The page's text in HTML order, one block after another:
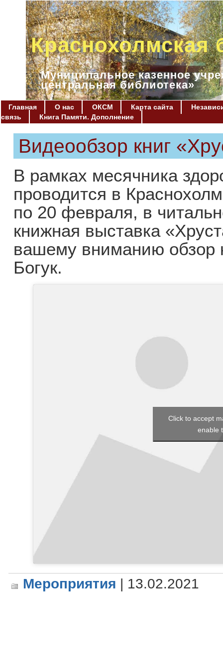
Краснохолмская
Муниципальное казенное
центральная библиотека»
Главная О нас ОКСМ Карта сайта
связь
Книга Памяти. Дополнение
Видеообзор книг
В рамках месячника
проводится в
по 20 февраля, в
книжная выставка
вашему вниманию обзор
Богук.
Click to accept
enable
Мероприятия | 13.02.2021